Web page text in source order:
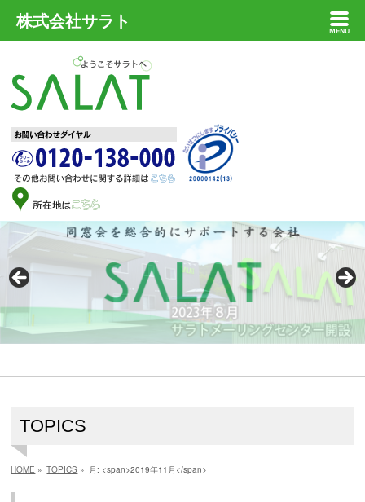
TOPICS
HOME » TOPICS » 月: <span>2019年11月</span>
株式会社サラト